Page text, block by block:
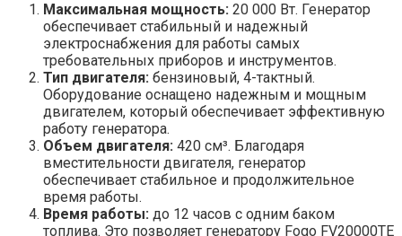
Максимальная мощность: 20 000 Вт. Генератор
обеспечивает стабильный и надежный
электроснабжения для работы самых
требовательных приборов и инструментов.
Тип двигателя: бензиновый, 4-тактный.
Оборудование оснащено надежным и мощным
двигателем, который обеспечивает эффективную
работу генератора.
Объем двигателя: 420 см³. Благодаря
вместительности двигателя, генератор
обеспечивает стабильное и продолжительное
время работы.
Время работы: до 12 часов с одним баком
топлива. Это позволяет генератору Fogo FV20000TE